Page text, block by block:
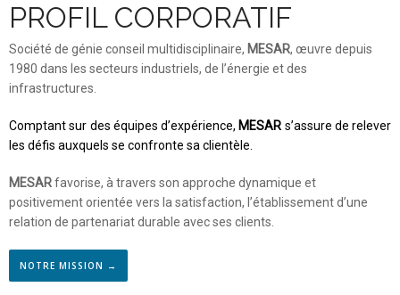
CLIENTÈLE QUE NOUS SERVONS. »
PROFIL CORPORATIF
Société de génie conseil multidisciplinaire, MESAR, œuvre depuis
1980 dans les secteurs industriels, de l’énergie et des
infrastructures.
Comptant sur des équipes d’expérience, MESAR s’assure de relever
les défis auxquels se confronte sa clientèle.
MESARfavorise, à travers son approche dynamique et
positivement orientée vers la satisfaction, l’établissement d’une
relation de partenariat durable avec ses clients.
NOTRE MISSION →